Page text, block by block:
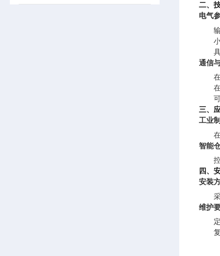
二、
电气
通信
三、
工业
智能
四、
安装
维护